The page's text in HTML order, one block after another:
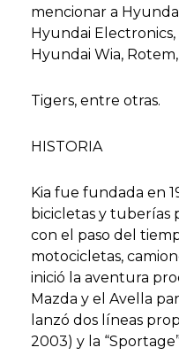
mencionar a
Hyundai
Hyundai Wia,
Tigers, entre otras.
HISTORIA
Kia fue fundada en
bicicletas y tuberías
con el paso del
motocicletas,
inició la aventura
Mazda y el Avella
lanzó dos líneas
2003) y la